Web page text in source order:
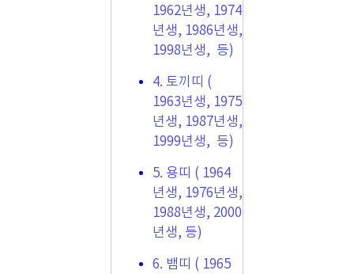
1962년생, 1974
년생, 1986년생,
1998년생, 등)
4. 토끼띠 (
1963년생, 1975
년생, 1987년생,
1999년생, 등)
5. 용띠 ( 1964
년생, 1976년생,
1988년생, 2000
년생, 등)
6. 뱀띠 ( 1965